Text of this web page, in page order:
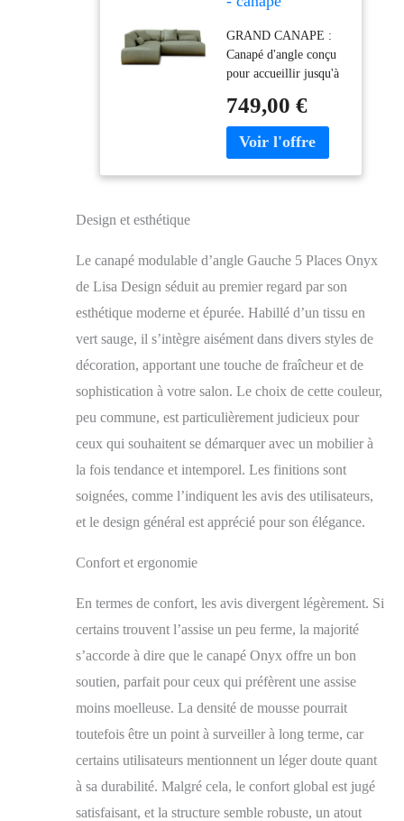
Gauche 5 Places -
en Tissu
GRAND CANAPE :
Canapé d'angle conçu
pour accueillir jusqu'à
est à gauche lorsque
vous êtes face au
canapé. Dimensions
749,00 €
Design et esthétique
Le canapé modulable d’angle Gauche 5 Places Onyx
de Lisa Design séduit au premier regard par son
esthétique moderne et épurée. Habillé d’un tissu en
vert sauge, il s’intègre aisément dans divers styles de
décoration, apportant une touche de fraîcheur et de
sophistication à votre salon. Le choix de cette couleur,
peu commune, est particulièrement judicieux pour
ceux qui souhaitent se démarquer avec un mobilier à
la fois tendance et intemporel. Les finitions sont
soignées, comme l’indiquent les avis des utilisateurs,
et le design général est apprécié pour son élégance.
Confort et ergonomie
En termes de confort, les avis divergent légèrement. Si
certains trouvent l’assise un peu ferme, la majorité
s’accorde à dire que le canapé Onyx offre un bon
soutien, parfait pour ceux qui préfèrent une assise
moins moelleuse. La densité de mousse pourrait
toutefois être un point à surveiller à long terme, car
certains utilisateurs mentionnent un léger doute quant
à sa durabilité. Malgré cela, le confort global est jugé
satisfaisant, et la structure semble robuste, un atout